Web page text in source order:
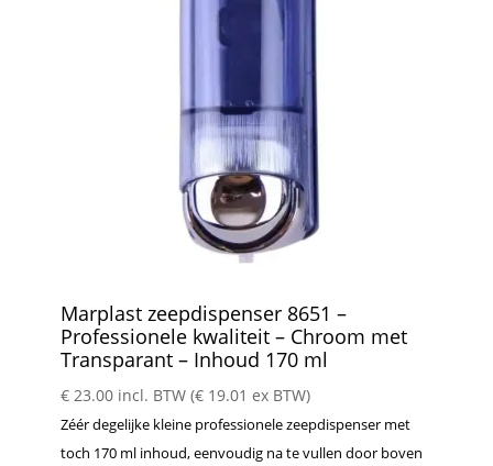
Marplast zeepdispenser 8651 –
Professionele kwaliteit – Chroom met
Transparant – Inhoud 170 ml
€23.00 incl. BTW (€19.01 ex BTW)
Zéér degelijke kleine professionele zeepdispenser met
toch 170 ml inhoud, eenvoudig na te vullen door boven